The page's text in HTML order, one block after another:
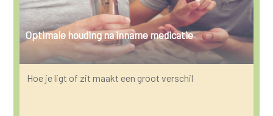
Optimale houding na inname medicatie
Hoe je ligt of zit maakt een groot verschil